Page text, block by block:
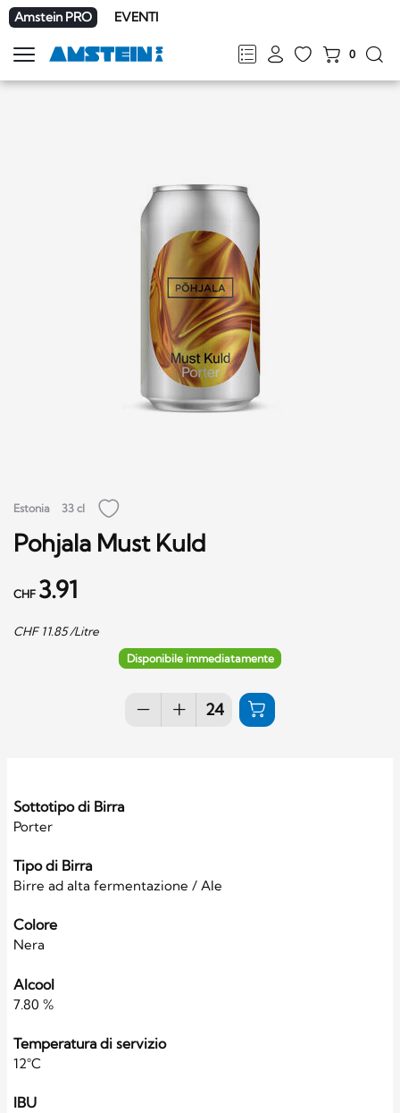
Amstein PRO EVENTI
FRDEENIT
0
Mostra
la
Estonia 33 cl
Pohjala Must Kuld
CHF 3.91
CHF 11.85/Litre
Disponibile immediatamente
Sottotipo di Birra
Porter
Tipo di Birra
Birre ad alta fermentazione / Ale
Colore
Nera
Alcool
7.80 %
Temperatura di servizio
12°C
IBU